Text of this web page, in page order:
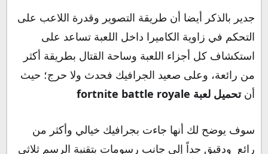
جدير بالذكر أيضا أن طريقة التصوير وقدرة اللاعب على
التحكم في زاوية الكاميرا داخل اللعبة تساعد على
استكشاف كل أجزاء اللعبة وساحة القتال بطريقة أكثر
من رائعة، وعلى صعيد الجرافيك فحدث ولا حرج؛ حيث
أنتحميل لعبة fortnite battle royale
سوف يوضح لك أنها جاءت بجرافيك خيالي وأكثر من
رائع ودقيق جداً إلى جانب رسومات بتقنية الرسم ثلاثي